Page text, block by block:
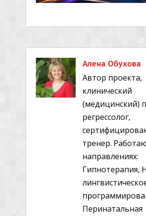
Алена Обухова
Автор проекта,
клинический
(медицинский)
регрессолог,
тренер.
направлениях:
Гипнотерапия,
Перинатальная